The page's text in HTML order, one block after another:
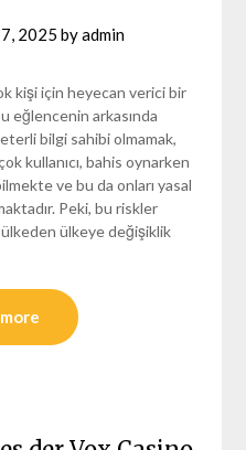
2025 byadmin
kişi için heyecan verici bir
eğlencenin arkasında
bilgi sahibi olmamak,
kullanıcı, bahis oynarken
ve bu da onları yasal
Peki, bu riskler
ülkeye değişiklik